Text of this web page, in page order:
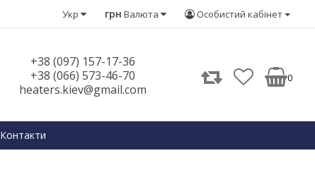
Особистий кабінет
грн Валюта
Укр
+38 (097) 157-17-36
+38 (066) 573-46-70
heaters.kiev@gmail.com
0
Контакти